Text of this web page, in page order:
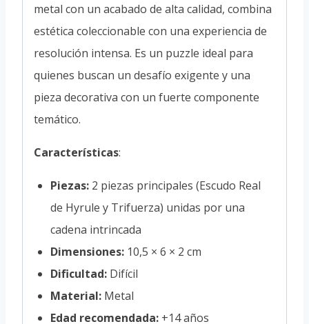
metal con un acabado de alta calidad, combina
estética coleccionable con una experiencia de
resolución intensa. Es un puzzle ideal para
quienes buscan un desafío exigente y una
pieza decorativa con un fuerte componente
temático.
Características:
Piezas: 2 piezas principales (Escudo Real
de Hyrule y Trifuerza) unidas por una
cadena intrincada
Dimensiones: 10,5 × 6 × 2 cm
Dificultad: Difícil
Material: Metal
Edad recomendada: +14 años